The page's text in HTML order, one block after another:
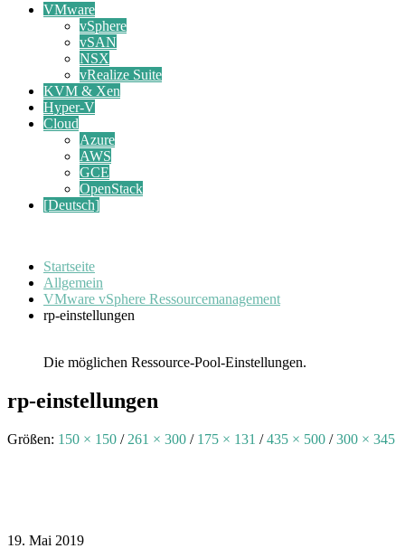
VMware
vSphere
vSAN
NSX
vRealize Suite
KVM & Xen
Hyper-V
Cloud
Azure
AWS
GCE
OpenStack
[Deutsch]
Startseite
Allgemein
VMware vSphere Ressourcemanagement
rp-einstellungen
Die möglichen Ressource-Pool-Einstellungen.
rp-einstellungen
Größen: 150 × 150 / 261 × 300 / 175 × 131 / 435 × 500 / 300 × 345
19. Mai 2019